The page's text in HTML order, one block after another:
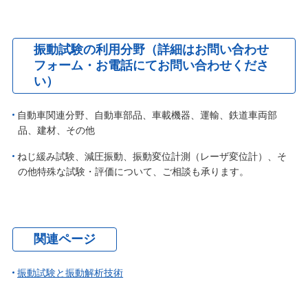
振動試験の利用分野（詳細はお問い合わせ
フォーム・お電話にてお問い合わせくださ
い）
自動車関連分野、自動車部品、車載機器、運輸、鉄道車両部
品、建材、その他
ねじ緩み試験、減圧振動、振動変位計測（レーザ変位計）、そ
の他特殊な試験・評価について、ご相談も承ります。
関連ページ
振動試験と振動解析技術